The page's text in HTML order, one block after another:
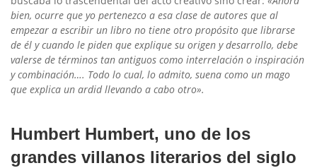
bien, ocurre que yo pertenezco a esa clase de autores que al
empezar a escribir un libro no tiene otro propósito que librarse
de él y cuando le piden que explique su origen y desarrollo, debe
valerse de términos tan antiguos como interrelación o inspiración
y combinación…. Todo lo cual, lo admito, suena como un mago
que explica un ardid llevando a cabo otro».
Humbert Humbert, uno de los
grandes villanos literarios del siglo